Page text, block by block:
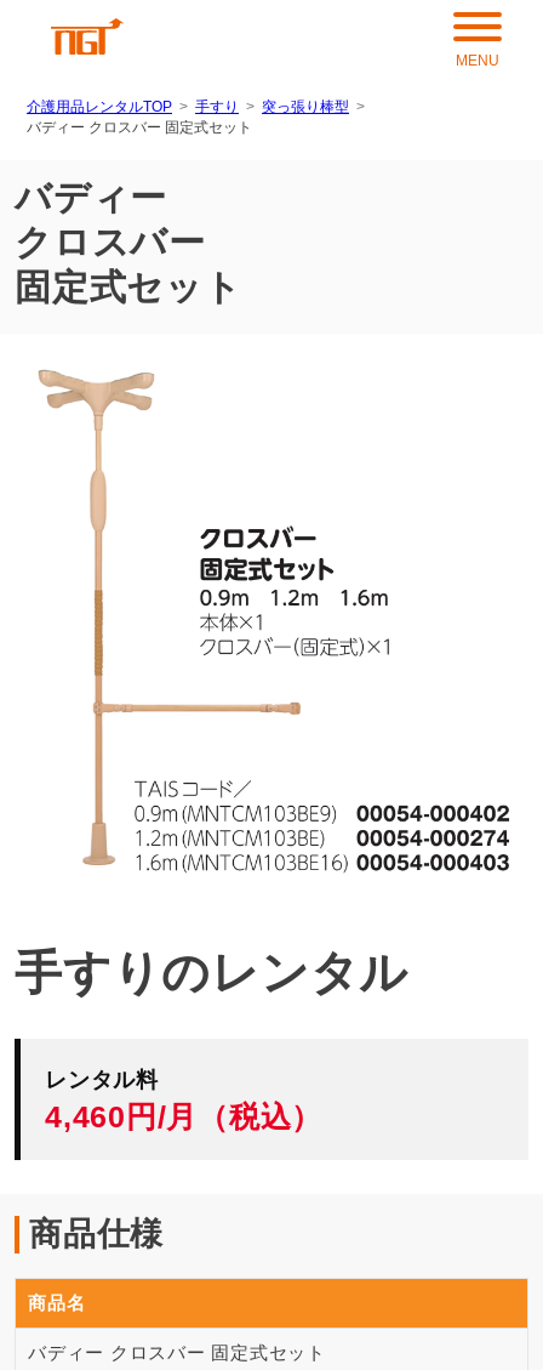
介護用品レンタルTOP 手すり
突っ張り棒型
バディー クロスバー 固定式セット
バディー
クロスバー
固定式セット
手すりのレンタル
レンタル料
4,460円/月（税込）
商品仕様
商品名
バディー クロスバー 固定式セット